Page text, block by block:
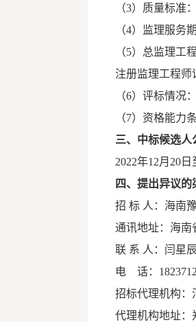
（3）质量标准
（4）监理服务
（5）总监理工
注册监理工程师
（6）评标情况
（7）资格能力
三、中标候选人
2022年12月20日
四、提出异议
招 标 人：海南
通讯地址：海南
联 系 人：闫星
电 话：
招标代理机构：
代理机构地址：